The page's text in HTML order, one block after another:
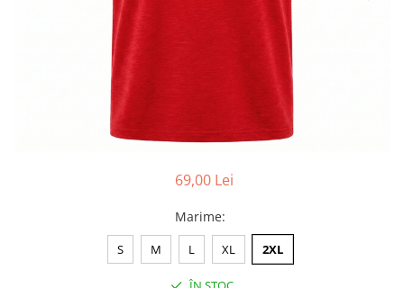
Simboluri tradiționale
Tricouri cu mesaje de bine
69,00 Lei
Marime:
S M L XL 2XL